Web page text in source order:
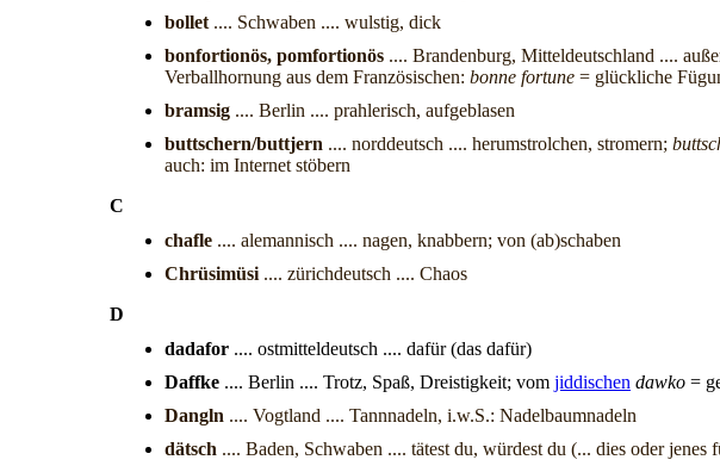
bollet .... Schwaben .... wulstig, dick
bonfortionös, pomfortionös .... Brandenburg, Mitteldeutschland ....
Verballhornung aus dem Französischen: bonne fortune = glückliche
bramsig .... Berlin .... prahlerisch, aufgeblasen
buttschern/buttjern .... norddeutsch .... herumstrolchen, stromern;
auch: im Internet stöbern
C
chafle .... alemannisch .... nagen, knabbern; von (ab)schaben
Chrüsimüsi .... zürichdeutsch .... Chaos
D
dadafor .... ostmitteldeutsch .... dafür (das dafür)
Daffke .... Berlin .... Trotz, Spaß, Dreistigkeit; vom jiddischen dawko =
Dangln .... Vogtland .... Tannnadeln, i.w.S.: Nadelbaumnadeln
dätsch .... Baden, Schwaben .... tätest du, würdest du (... dies oder jenes